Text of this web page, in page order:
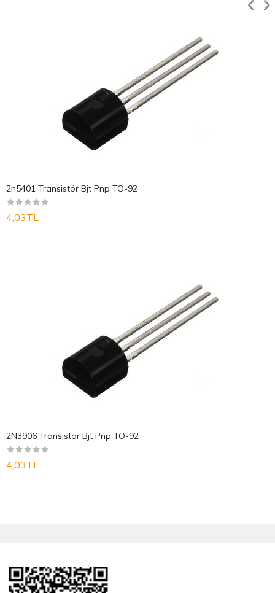
2n5401 Transistör Bjt Pnp TO-92
4,03TL
2N3906 Transistör Bjt Pnp TO-92
4,03TL